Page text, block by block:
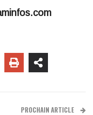
PROCHAIN ARTICLE